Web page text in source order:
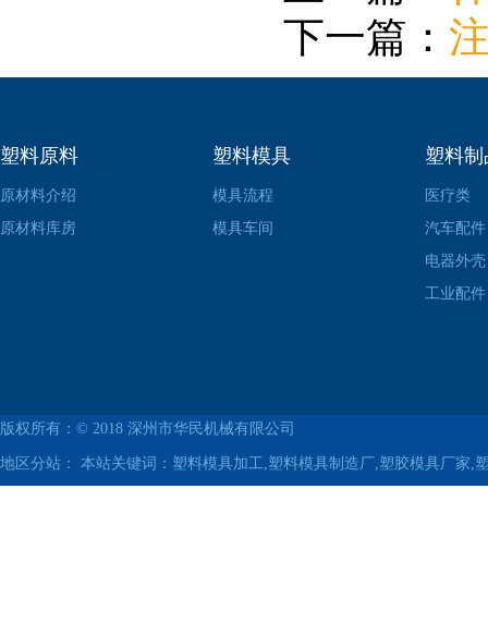
下一篇：
塑料原料
原材料介绍
原材料库房
塑料模具
模具流程
模具车间
塑料制
医疗类
汽车配件
电器外壳
工业配件
版权所有：© 2018 深州市华民机械有限公司
地区分站： 本站关键词：塑料模具加工,塑料模具制造厂,塑胶模具厂家,